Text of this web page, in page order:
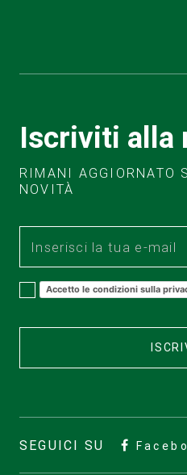
Iscriviti alla
RIMANI AGGIORNATO
NOVITÀ
Accetto le condizioni sulla
SEGUICI SU